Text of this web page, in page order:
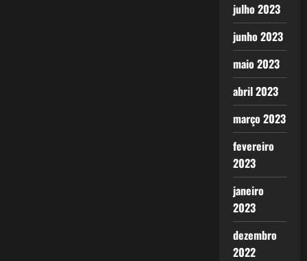
julho 2023
junho 2023
maio 2023
abril 2023
março 2023
fevereiro
2023
janeiro
2023
dezembro
2022